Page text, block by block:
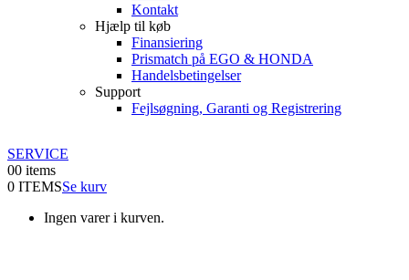
Kontakt
Hjælp til køb
Finansiering
Prismatch på EGO & HONDA
Handelsbetingelser
Support
Fejlsøgning, Garanti og Registrering
SERVICE
00 items
0 ITEMSSe kurv
Ingen varer i kurven.